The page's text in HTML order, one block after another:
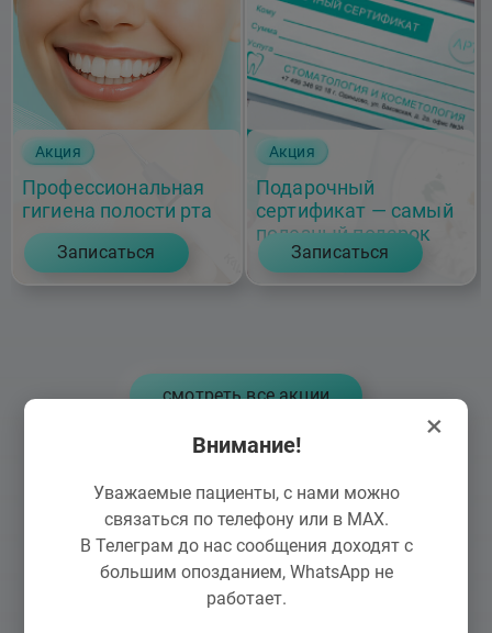
×
Внимание!
Уважаемые пациенты, с нами можно
связаться по телефону или в MAX.
В Телеграм до нас сообщения доходят с
большим опозданием, WhatsApp не
работает.
Акция
Профессиональная
гигиена полости рта
Записаться
Акция
Подарочный
сертификат — самый
полезный подарок
Записаться
cмотреть все акции
Оборудование